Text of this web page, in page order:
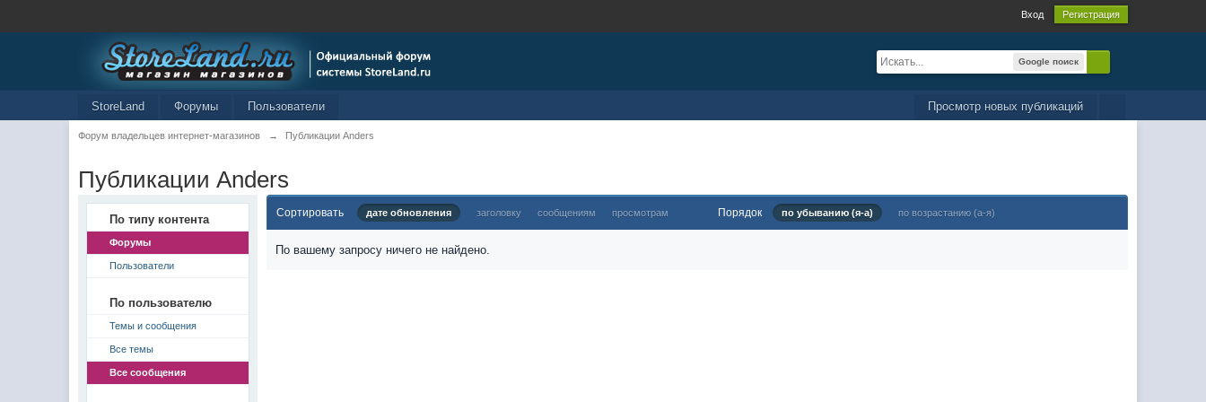
Вход Регистрация
Google поиск
Просмотр новых публикаций
StoreLand Форумы Пользователи
Форум владельцев интернет-магазинов → Публикации Anders
Публикации Anders
По типу контента
Форумы
Пользователи
По пользователю
Темы и сообщения
Все темы
Все сообщения
Сортировать дате обновления заголовку сообщениям просмотрам Порядок по убыванию (я-а) по возрастанию (а-я)
По вашему запросу ничего не найдено.